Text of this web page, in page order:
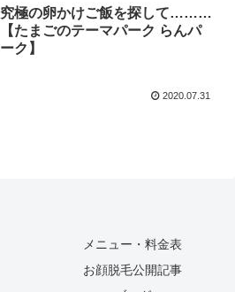
究極の卵かけご飯を探して………
【たまごのテーマパーク らんパ
ーク】
2020.07.31
メニュー・料金表
お顔脱毛公開記事